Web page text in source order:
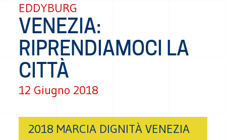
EDDYBURG
VENEZIA:
RIPRENDIAMOCI LA
CITTÀ
12 Giugno 2018
2018 MARCIA DIGNITÀ VENEZIA